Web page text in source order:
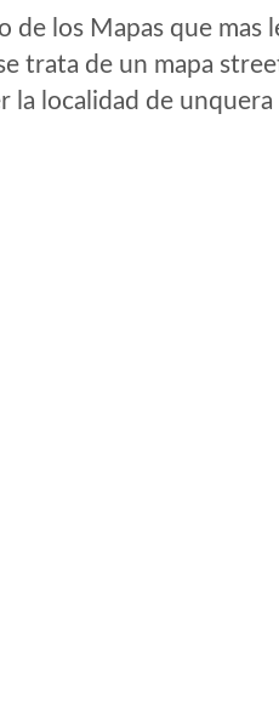
de los Mapas que mas
trata de un mapa
la localidad de unquera